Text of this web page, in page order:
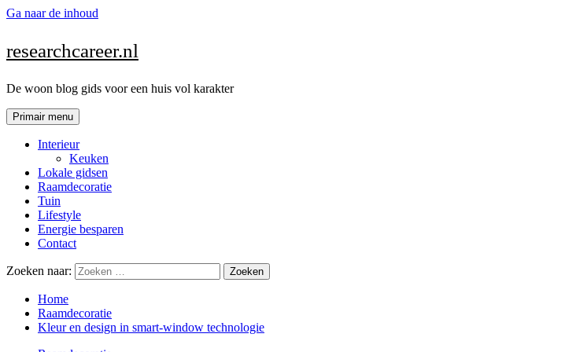
Ga naar de inhoud
researchcareer.nl
De woon blog gids voor een huis vol karakter
Primair menu
Interieur
Keuken
Lokale gidsen
Raamdecoratie
Tuin
Lifestyle
Energie besparen
Contact
Zoeken naar:
Home
Raamdecoratie
Kleur en design in smart-window technologie